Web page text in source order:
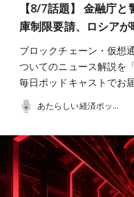
【8/7話題】 金融庁
庫制限要請、ロシア
ブロックチェーン・仮想
ついてのニュース解説を
毎日ポッドキャストでお
あたらしい経済ポッドキャスト